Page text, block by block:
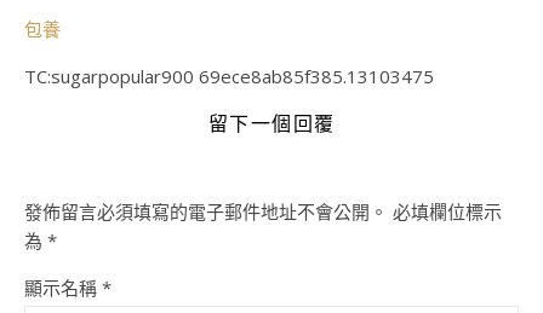
包養
TC:sugarpopular900 69ece8ab85f385.13103475
留下一個回覆
發佈留言必須填寫的電子郵件地址不會公開。 必填欄位標示
為 *
顯示名稱 *